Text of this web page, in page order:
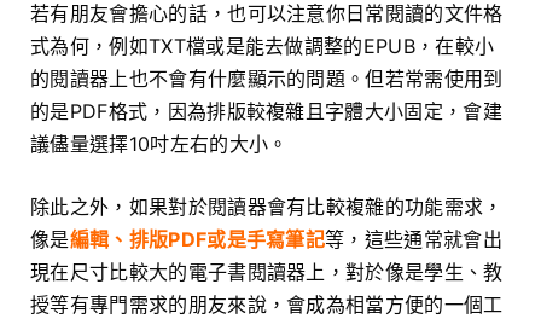
若有朋友會擔心的話，也可以注意你日常閱讀的文件格
式為何，例如TXT檔或是能去做調整的EPUB，在較小
的閱讀器上也不會有什麼顯示的問題。但若常需使用到
的是PDF格式，因為排版較複雜且字體大小固定，會建
議儘量選擇10吋左右的大小。
除此之外，如果對於閱讀器會有比較複雜的功能需求，
像是編輯、排版PDF或是手寫筆記等，這些通常就會出
現在尺寸比較大的電子書閱讀器上，對於像是學生、教
授等有專門需求的朋友來說，會成為相當方便的一個工